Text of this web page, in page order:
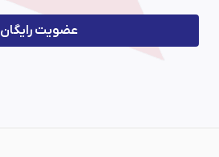
عضویت رایگان